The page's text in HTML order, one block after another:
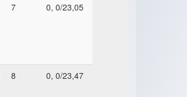
7 0, 0/23,05
8 0, 0/23,47